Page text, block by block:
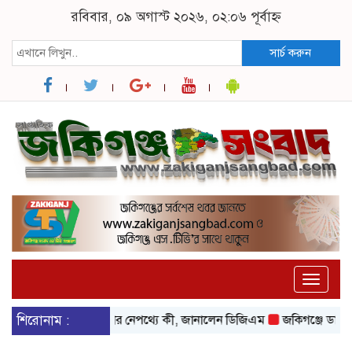
রবিবার, ০৯ অগাস্ট ২০২৬, ০২:০৬ পূর্বাহ্ন
সার্চ করুন
Toggle
শিরোনাম :
বিদ্যুৎ আসা-যাওয়ার নেপথ্যে কী, জানালেন ডিজিএম জকিগঞ্জে ডাকাতির